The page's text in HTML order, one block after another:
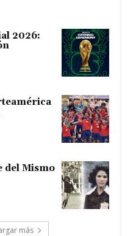
2026:
del Mismo
más